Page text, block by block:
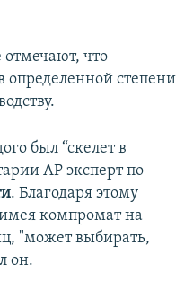
что
определенной степени
был “скелет в
АР эксперт по
. Благодаря этому
имея компромат на
"может выбирать,
он.